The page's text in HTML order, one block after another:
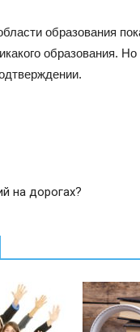
образования
образования.
на дорогах?